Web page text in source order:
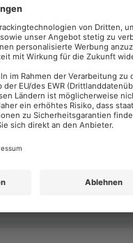
PDF
Stephan Landwehr